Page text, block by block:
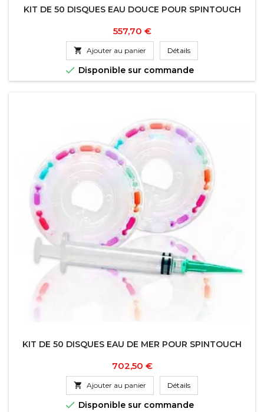
KIT DE 50 DISQUES EAU DOUCE POUR SPINTOUCH
Prix
557,70 €
 Ajouter au panier Détails
 Disponible sur commande
KIT DE 50 DISQUES EAU DE MER POUR SPINTOUCH
Prix
702,50 €
 Ajouter au panier Détails
 Disponible sur commande